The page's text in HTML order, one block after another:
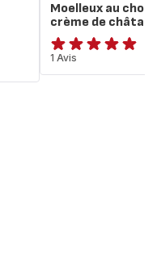
Moelleux au
crème de
Avis
5
1 Avis